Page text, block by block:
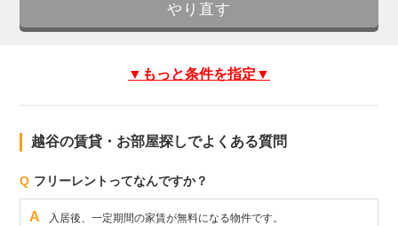
▼もっと条件を指定▼
越谷の賃貸・お部屋探しでよくある質問
Q フリーレントってなんですか？
A
入居後、一定期間の家賃が無料になる物件です。